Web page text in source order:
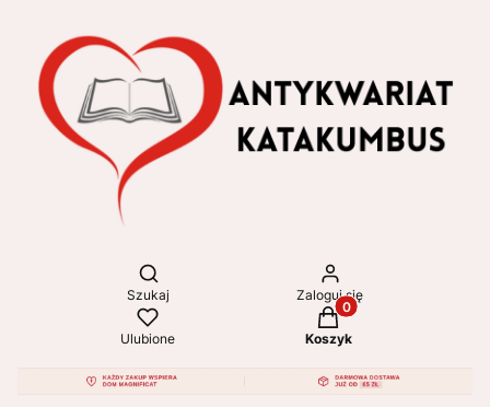
Otwórz wyszukiwarkę
Szukaj Zaloguj się
Ulubione
Produkty w koszyku:
Koszyk